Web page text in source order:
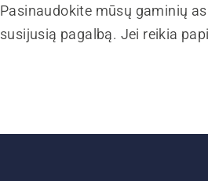
Pasinaudokite mūsų gaminių
susijusią pagalbą. Jei reikia